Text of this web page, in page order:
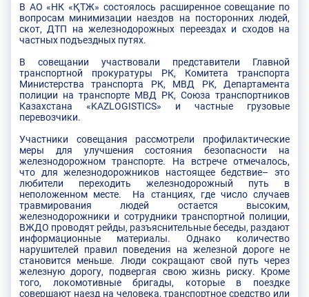
В АО «НК «ҚТЖ» состоялось расширенное совещание по
вопросам минимизации наездов на посторонних людей,
скот, ДТП на железнодорожных переездах и сходов на
частных подъездных путях.
В совещании участвовали представители Главной
транспортной прокуратуры РК, Комитета транспорта
Министерства транспорта РК, МВД РК, Департамента
полиции на транспорте МВД РК, Союза транспортников
Казахстана «KAZLOGISTICS» и частные грузовые
перевозчики.
Участники совещания рассмотрели профилактические
меры для улучшения состояния безопасности на
железнодорожном транспорте. На встрече отмечалось,
что для железнодорожников настоящее бедствие– это
любители переходить железнодорожный путь в
неположенном месте. На станциях, где число случаев
травмирования людей остается высоким,
железнодорожники и сотрудники транспортной полиции,
ВЖДО проводят рейды, разъяснительные беседы, раздают
информационные материалы. Однако количество
нарушителей правил поведения на железной дороге не
становится меньше. Люди сокращают свой путь через
железную дорогу, подвергая свою жизнь риску. Кроме
того, локомотивные бригады, которые в поездке
совершают наезд на человека, транспортное средство или